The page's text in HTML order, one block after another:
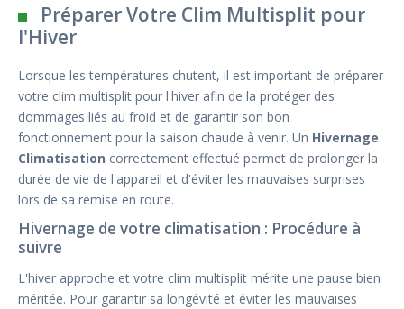
Préparer Votre Clim Multisplit pour
l'Hiver
Lorsque les températures chutent, il est important de préparer
votre clim multisplit pour l'hiver afin de la protéger des
dommages liés au froid et de garantir son bon
fonctionnement pour la saison chaude à venir. Un Hivernage
Climatisation correctement effectué permet de prolonger la
durée de vie de l'appareil et d'éviter les mauvaises surprises
lors de sa remise en route.
Hivernage de votre climatisation : Procédure à
suivre
L'hiver approche et votre clim multisplit mérite une pause bien
méritée. Pour garantir sa longévité et éviter les mauvaises